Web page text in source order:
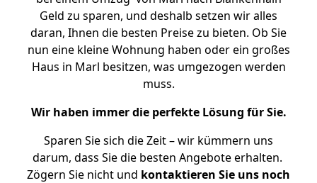
Geld zu sparen, und deshalb setzen wir alles
daran, Ihnen die besten Preise zu bieten. Ob Sie
nun eine kleine Wohnung haben oder ein großes
Haus in Marl besitzen, was umgezogen werden
muss.
Wir haben immer die perfekte Lösung für Sie.
Sparen Sie sich die Zeit – wir kümmern uns
darum, dass Sie die besten Angebote erhalten.
Zögern Sie nicht und kontaktieren Sie uns noch